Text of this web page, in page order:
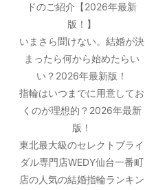
ドのご紹介【2026年最新
版！】
いまさら聞けない。結婚が決
まったら何から始めたらい
い？2026年最新版！
指輪はいつまでに用意してお
くのが理想的？2026年最新
版！
東北最大級のセレクトブライ
ダル専門店WEDY仙台一番町
店の人気の結婚指輪ランキン